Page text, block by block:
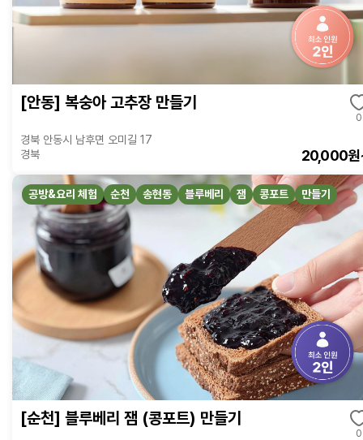
[안동] 복숭아 고추장 만들기
0
경북 안동시 남후면 오미길 17
경북
20,000
공방&요리 체험 순천 송현동 블루베리 잼 콩포트 만들기
[순천] 블루베리 잼 (콩포트) 만들기
0